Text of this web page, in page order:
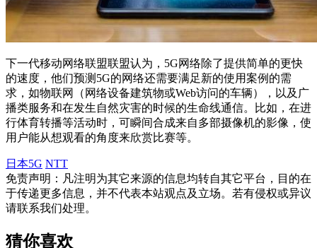
下一代移动网络联盟联盟认为，5G网络除了提供简单的更快
的速度，他们预测5G的网络还需要满足新的使用案例的需
求，如物联网（网络设备建筑物或Web访问的车辆），以及广
播类服务和在发生自然灾害的时候的生命线通信。比如，在进
行体育转播等活动时，可瞬间合成来自多部摄像机的影像，使
用户能从想观看的角度来欣赏比赛等。
日本5G NTT
免责声明：凡注明为其它来源的信息均转自其它平台，目的在
于传递更多信息，并不代表本站观点及立场。若有侵权或异议
请联系我们处理。
猜你喜欢